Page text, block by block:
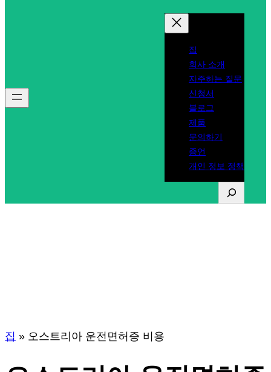
집
회사 소개
자주하는 질문
신청서
블로그
제품
문의하기
증언
개인 정보 정책
찾
집 » 오스트리아 운전면허증 비용